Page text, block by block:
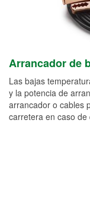
Arrancador de
Las bajas
y la potencia de
arrancador o cables
carretera en caso